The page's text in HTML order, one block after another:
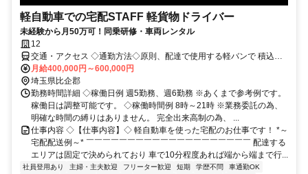
軽自動車での宅配STAFF 軽貨物ドライバー
未経験から月50万可！同乗研修・車両レンタル
12
交通・アクセス ◇通勤方法◇原則、配達で使用する軽バンで 積込地
まで行って頂く直行直帰スタイルです。 ＜事務所所在地＞ 〒320-
0807 栃木県宇都宮市松が峰1丁目3-16 グラン宇都宮◇通勤方法◇原
則、配達で使用する軽バンで 積込地まで行って頂く直行直帰スタイ
ルです。 ＜事務所所在地＞ 〒320-0807 栃木県宇都宮市松が峰1丁目
3-16 グラン宇都宮605
月給400,000円～600,000円
埼玉県比企郡
勤務時間詳細 ◇稼働日例 週5勤務、週6勤務 ※あくまで参考例です。
稼働日は調整可能です。 ◇稼働時間例 8時～21時 ※業務委託の為、
明確な時間の縛りはありません。 完全出来高制の為、 ...
仕事内容 ◇【仕事内容】◇ 軽自動車を使った宅配のお仕事です！ *～
宅配配送例～* ￣￣￣￣￣￣￣￣￣￣￣￣￣￣￣￣￣￣￣￣ 配達する
エリアは固定で決められており 車で10分程度あれば端から端まで行...
社員登用あり 主婦・主夫歓迎 フリーター歓迎 短期 学歴不問
車通勤OK